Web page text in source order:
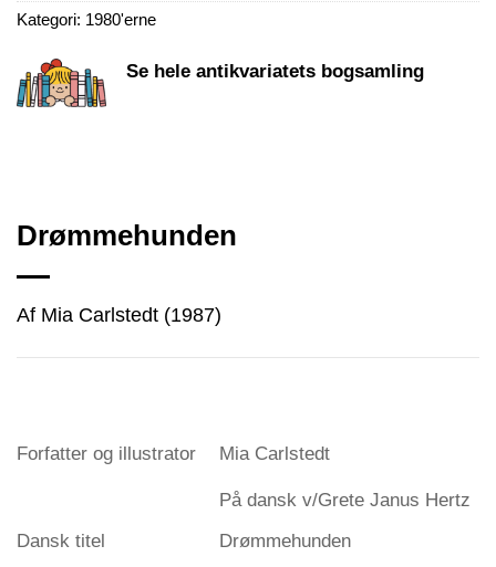
Kategori: 1980'erne
Se hele antikvariatets bogsamling
Drømmehunden
Af Mia Carlstedt (1987)
Forfatter og illustrator Mia Carlstedt
På dansk v/Grete Janus Hertz
Dansk titel
Drømmehunden